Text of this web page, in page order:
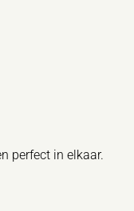
perfect in elkaar.